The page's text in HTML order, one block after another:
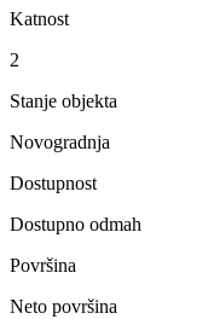
Katnost
2
Stanje objekta
Novogradnja
Dostupnost
Dostupno odmah
Površina
Neto površina